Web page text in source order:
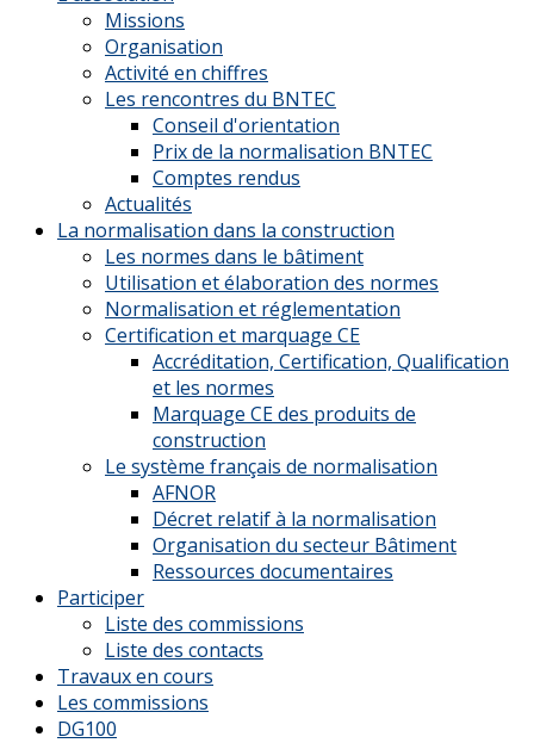
Missions
Organisation
Activité en chiffres
Les rencontres du BNTEC
Conseil d'orientation
Prix de la normalisation BNTEC
Comptes rendus
Actualités
La normalisation dans la construction
Les normes dans le bâtiment
Utilisation et élaboration des normes
Normalisation et réglementation
Certification et marquage CE
Accréditation, Certification, Qualification
et les normes
Marquage CE des produits de
construction
Le système français de normalisation
AFNOR
Décret relatif à la normalisation
Organisation du secteur Bâtiment
Ressources documentaires
Participer
Liste des commissions
Liste des contacts
Travaux en cours
Les commissions
DG100